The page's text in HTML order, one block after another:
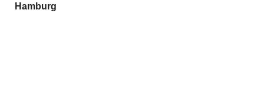
Hamburg